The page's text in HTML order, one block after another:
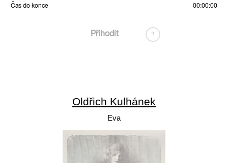
Čas do konce 00:00:00
Přihodit ?
Oldřich Kulhánek
Eva